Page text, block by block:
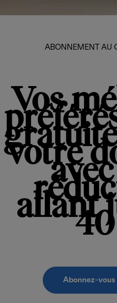
ABONNEMENT AU
Vos
votre
allant
40
Abonnez-vous